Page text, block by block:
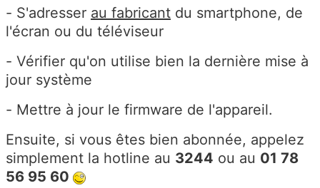
- S'adresser au fabricant du smartphone, de
l'écran ou du téléviseur
- Vérifier qu'on utilise bien la dernière mise à
jour système
- Mettre à jour le firmware de l'appareil.
Ensuite, si vous êtes bien abonnée, appelez
simplement la hotline au 3244 ou au 01 78
56 95 60